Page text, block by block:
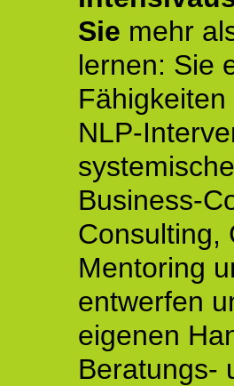
Sie mehr
lernen: Sie
NLP-
Business-
Consulting,
Mentoring
entwerfen
eigenen
Beratungs-